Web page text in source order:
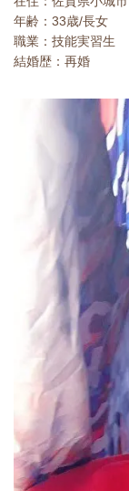
年齢：33歳/長女
職業：技能実習生
結婚歴：再婚